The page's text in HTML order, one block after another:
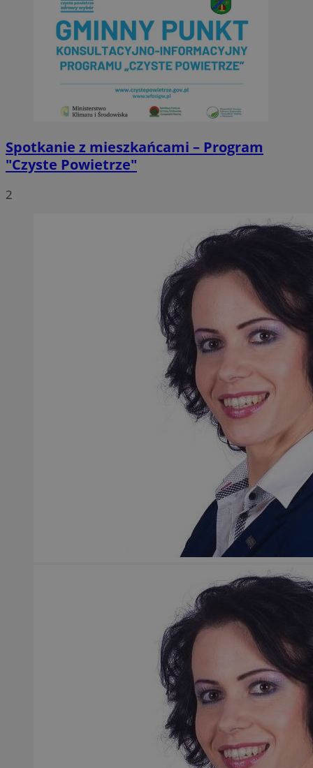
Spotkanie z mieszkańcami – Program
"Czyste Powietrze"
2